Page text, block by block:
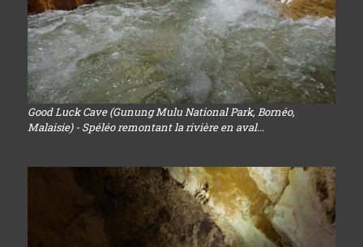
Good Luck Cave (Gunung Mulu National Park, Bornéo,
Malaisie) - Spéléo remontant la rivière en aval...